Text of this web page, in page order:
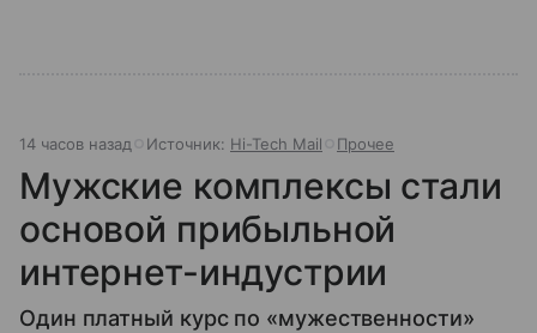
14 часов назад Источник: Hi-Tech Mail Прочее
Мужские комплексы стали
основой прибыльной
интернет-индустрии
Один платный курс по «мужественности»